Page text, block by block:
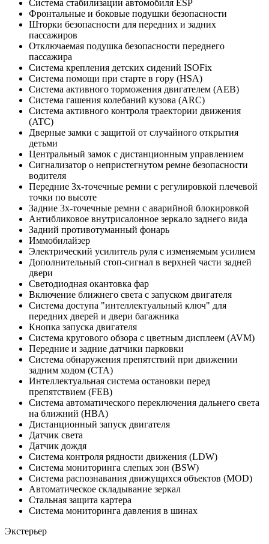
Система стабилизации автомобиля ESP
Фронтальные и боковые подушки безопасности
Шторки безопасности для передних и задних
пассажиров
Отключаемая подушка безопасности переднего
пассажира
Система крепления детских сидений ISOFix
Система помощи при старте в гору (HSA)
Система активного торможения двигателем (AEB)
Система гашения колебаний кузова (ARC)
Система активного контроля траектории движения
(ATC)
Дверные замки с защитой от случайного открытия
детьми
Центральный замок с дистанционным управлением
Сигнализатор о непристегнутом ремне безопасности
водителя
Передние 3х-точечные ремни с регулировкой плечевой
точки по высоте
Задние 3х-точечные ремни с аварийной блокировкой
Антибликовое внутрисалонное зеркало заднего вида
Задний противотуманный фонарь
Иммобилайзер
Электрический усилитель руля с изменяемым усилием
Дополнительный стоп-сигнал в верхней части задней
двери
Светодиодная окантовка фар
Включение ближнего света с запуском двигателя
Система доступа "интеллектуальный ключ" для
передних дверей и двери багажника
Кнопка запуска двигателя
Система кругового обзора с цветным дисплеем (AVM)
Передние и задние датчики парковки
Система обнаружения препятствий при движении
задним ходом (CTA)
Интеллектуальная система остановки перед
препятствием (FEB)
Система автоматического переключения дальнего света
на ближний (HBA)
Дистанционный запуск двигателя
Датчик света
Датчик дождя
Система контроля рядности движения (LDW)
Система мониторинга слепых зон (BSW)
Система распознавания движущихся объектов (MOD)
Автоматическое складывание зеркал
Стальная защита картера
Система мониторинга давления в шинах
Экстерьер